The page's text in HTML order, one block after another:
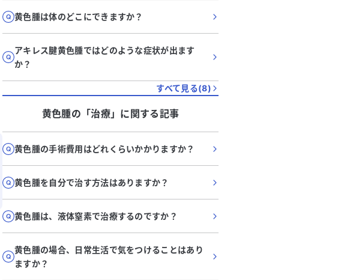
黄色腫は体のどこにできますか？
アキレス腱黄色腫ではどのような症状が出ます
か？
すべて見る(8)
黄色腫の「治療」に関する記事
黄色腫の手術費用はどれくらいかかりますか？
黄色腫を自分で治す方法はありますか？
黄色腫は、液体窒素で治療するのですか？
黄色腫の場合、日常生活で気をつけることはあり
ますか？